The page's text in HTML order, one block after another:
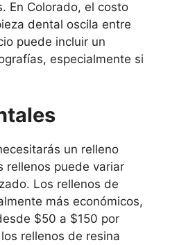
En Colorado, el costo
dental oscila entre
puede incluir un
especialmente si
un relleno
rellenos puede variar
Los rellenos de
más económicos,
$50 a $150 por
rellenos de resina